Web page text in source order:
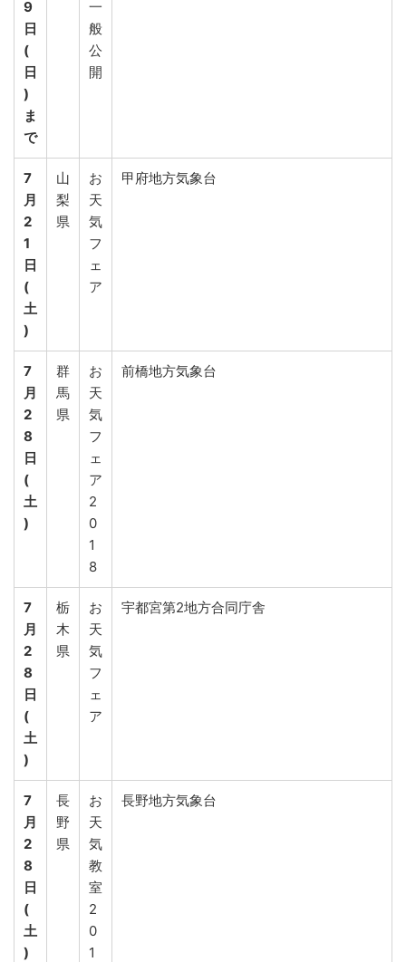
9
日
(
日
)
ま
で
一
般
公
開
7
月
2
1
日
(
土
)
山
梨
県
お
天
気
フ
ェ
ア
甲府地方気象台
7
月
2
8
日
(
土
)
群
馬
県
お
天
気
フ
ェ
ア
2
0
1
8
前橋地方気象台
7
月
2
8
日
(
土
)
栃
木
県
お
天
気
フ
ェ
ア
宇都宮第2地方合同庁舎
7
月
2
8
日
(
土
)
長
野
県
お
天
気
教
室
2
0
1
長野地方気象台